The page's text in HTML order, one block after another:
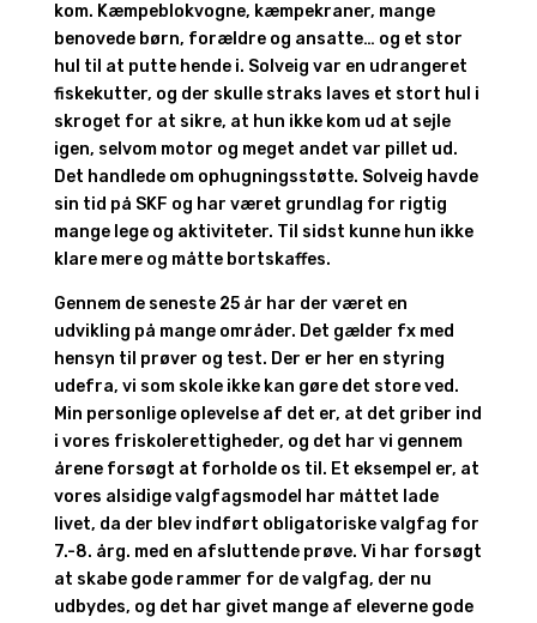
kom. Kæmpeblokvogne, kæmpekraner, mange
benovede børn, forældre og ansatte… og et stor
hul til at putte hende i. Solveig var en udrangeret
fiskekutter, og der skulle straks laves et stort hul i
skroget for at sikre, at hun ikke kom ud at sejle
igen, selvom motor og meget andet var pillet ud.
Det handlede om ophugningsstøtte. Solveig havde
sin tid på SKF og har været grundlag for rigtig
mange lege og aktiviteter. Til sidst kunne hun ikke
klare mere og måtte bortskaffes.
Gennem de seneste 25 år har der været en
udvikling på mange områder. Det gælder fx med
hensyn til prøver og test. Der er her en styring
udefra, vi som skole ikke kan gøre det store ved.
Min personlige oplevelse af det er, at det griber ind
i vores friskolerettigheder, og det har vi gennem
årene forsøgt at forholde os til. Et eksempel er, at
vores alsidige valgfagsmodel har måttet lade
livet, da der blev indført obligatoriske valgfag for
7.-8. årg. med en afsluttende prøve. Vi har forsøgt
at skabe gode rammer for de valgfag, der nu
udbydes, og det har givet mange af eleverne gode